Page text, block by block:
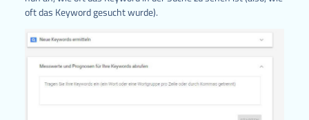
oft das Keyword gesucht wurde).